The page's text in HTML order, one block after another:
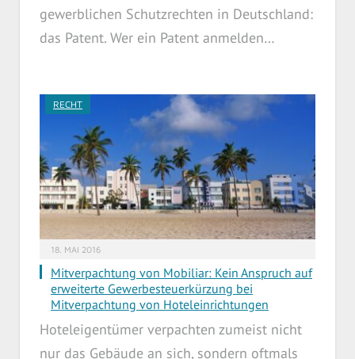
gewerblichen Schutzrechten in Deutschland:
das Patent. Wer ein Patent anmelden…
RECHT
18. MAI 2016
Mitverpachtung von Mobiliar: Kein Anspruch auf
erweiterte Gewerbesteuerkürzung bei
Mitverpachtung von Hoteleinrichtungen
Hoteleigentümer verpachten zumeist nicht
nur das Gebäude an sich, sondern oftmals